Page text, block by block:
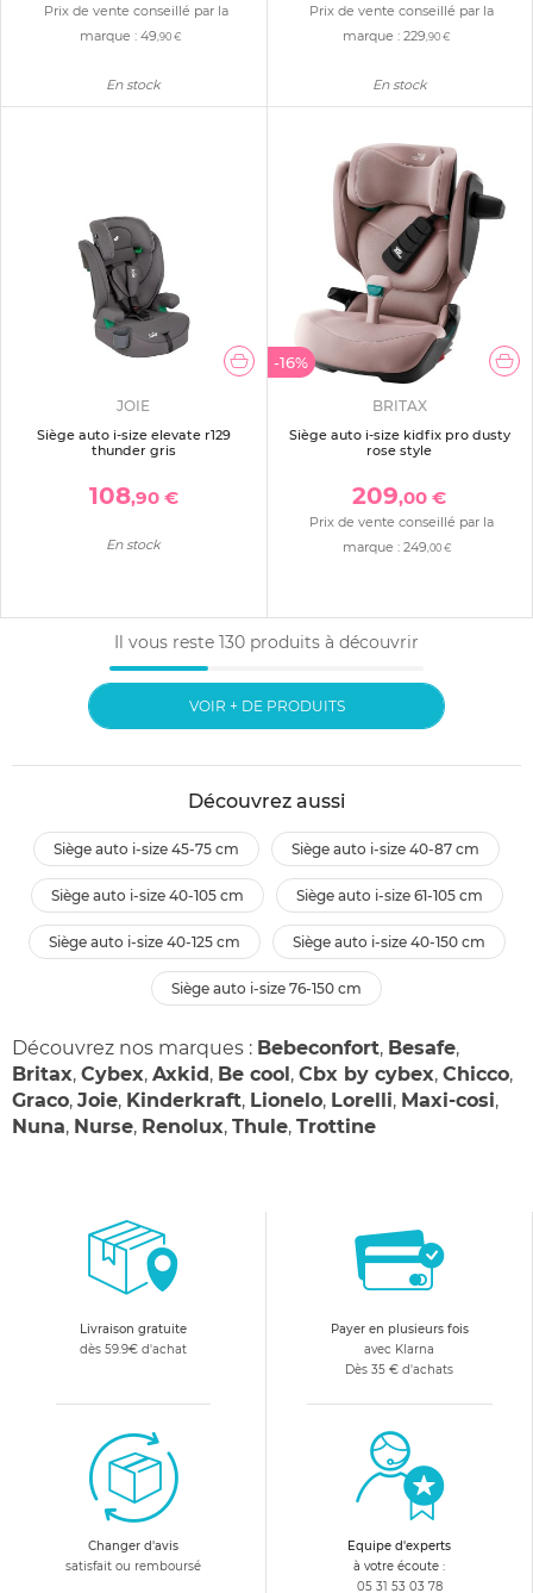
Prix de vente conseillé par la
marque :49,90 €
En stock
Prix de vente conseillé par la
marque :229,90 €
En stock
JOIE
Siège auto i-size elevate r129
thunder gris
108,90 €
En stock
-16%
BRITAX
Siège auto i-size kidfix pro dusty
rose style
209,00 €
Prix de vente conseillé par la
marque : 249 ,00 €
Il vous reste 130 produits à découvrir
VOIR + DE PRODUITS
Découvrez aussi
siège auto i-size 45-75 cm siège auto i-size 40-87 cm
siège auto i-size 40-105 cm siège auto i-size 61-105 cm
siège auto i-size 40-125 cm siège auto i-size 40-150 cm
siège auto i-size 76-150 cm
Découvrez nos marques : Bebeconfort, Besafe,
Britax, Cybex, Axkid, Be cool, Cbx by cybex, Chicco,
Graco, Joie, Kinderkraft, Lionelo, Lorelli, Maxi-cosi,
Nuna, Nurse, Renolux, Thule, Trottine
Livraison gratuite
dès 59.9€ d'achat
Payer en plusieurs fois
avec Klarna
Dès 35 € d'achats
Changer d'avis
satisfait ou remboursé
Equipe d'experts
à votre écoute :
05 31 53 03 78